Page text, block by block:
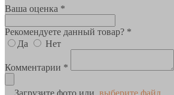
Ваша оценка *
Рекомендуете данный товар? *
Да
Нет
Комментарии *
Загрузите фото или выберите файл